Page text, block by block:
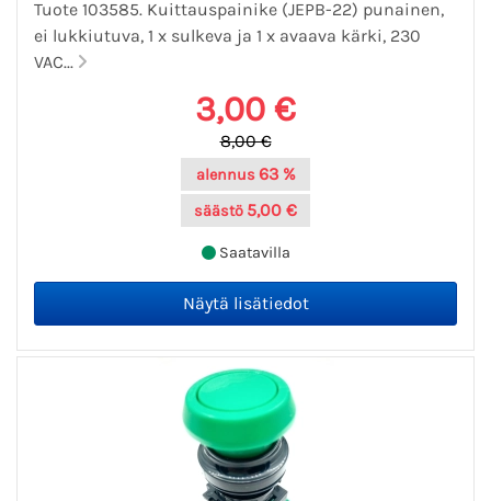
Tuote 103585. Kuittauspainike (JEPB-22) punainen,
ei lukkiutuva, 1 x sulkeva ja 1 x avaava kärki, 230
VAC...
3,00 €
8,00 €
alennus 63 %
säästö 5,00 €
Saatavilla